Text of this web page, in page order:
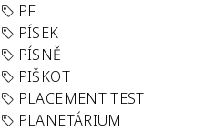
PF
PÍSEK
PÍSNĚ
PIŠKOT
PLACEMENT TEST
PLANETÁRIUM